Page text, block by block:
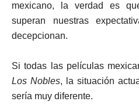
mexicano, la verdad es
superan nuestras
decepcionan.
Si todas las películas
Los Nobles, la situación
sería muy diferente.